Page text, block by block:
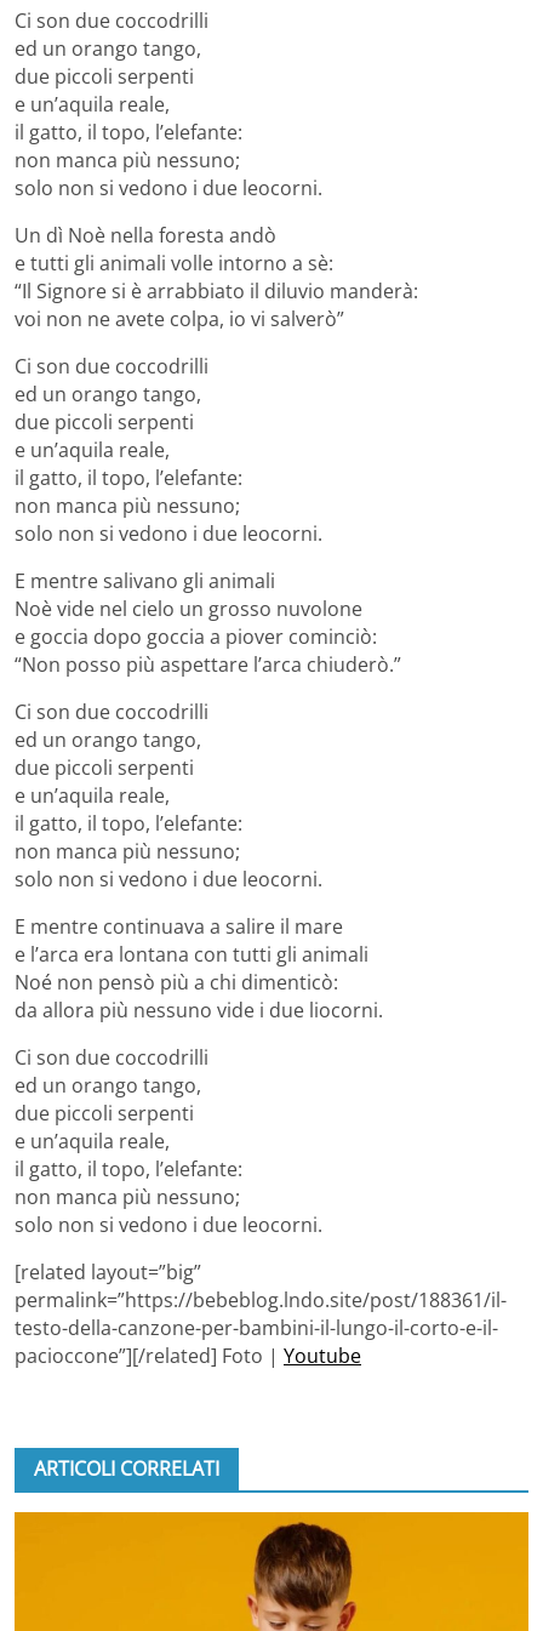
Ci son due coccodrilli
ed un orango tango,
due piccoli serpenti
e un’aquila reale,
il gatto, il topo, l’elefante:
non manca più nessuno;
solo non si vedono i due leocorni.
Un dì Noè nella foresta andò
e tutti gli animali volle intorno a sè:
“Il Signore si è arrabbiato il diluvio manderà:
voi non ne avete colpa, io vi salverò”
Ci son due coccodrilli
ed un orango tango,
due piccoli serpenti
e un’aquila reale,
il gatto, il topo, l’elefante:
non manca più nessuno;
solo non si vedono i due leocorni.
E mentre salivano gli animali
Noè vide nel cielo un grosso nuvolone
e goccia dopo goccia a piover cominciò:
“Non posso più aspettare l’arca chiuderò.”
Ci son due coccodrilli
ed un orango tango,
due piccoli serpenti
e un’aquila reale,
il gatto, il topo, l’elefante:
non manca più nessuno;
solo non si vedono i due leocorni.
E mentre continuava a salire il mare
e l’arca era lontana con tutti gli animali
Noé non pensò più a chi dimenticò:
da allora più nessuno vide i due liocorni.
Ci son due coccodrilli
ed un orango tango,
due piccoli serpenti
e un’aquila reale,
il gatto, il topo, l’elefante:
non manca più nessuno;
solo non si vedono i due leocorni.
[related layout=”big”
permalink=”https://bebeblog.lndo.site/post/188361/il-
testo-della-canzone-per-bambini-il-lungo-il-corto-e-il-
pacioccone”][/related] Foto | Youtube
ARTICOLI CORRELATI